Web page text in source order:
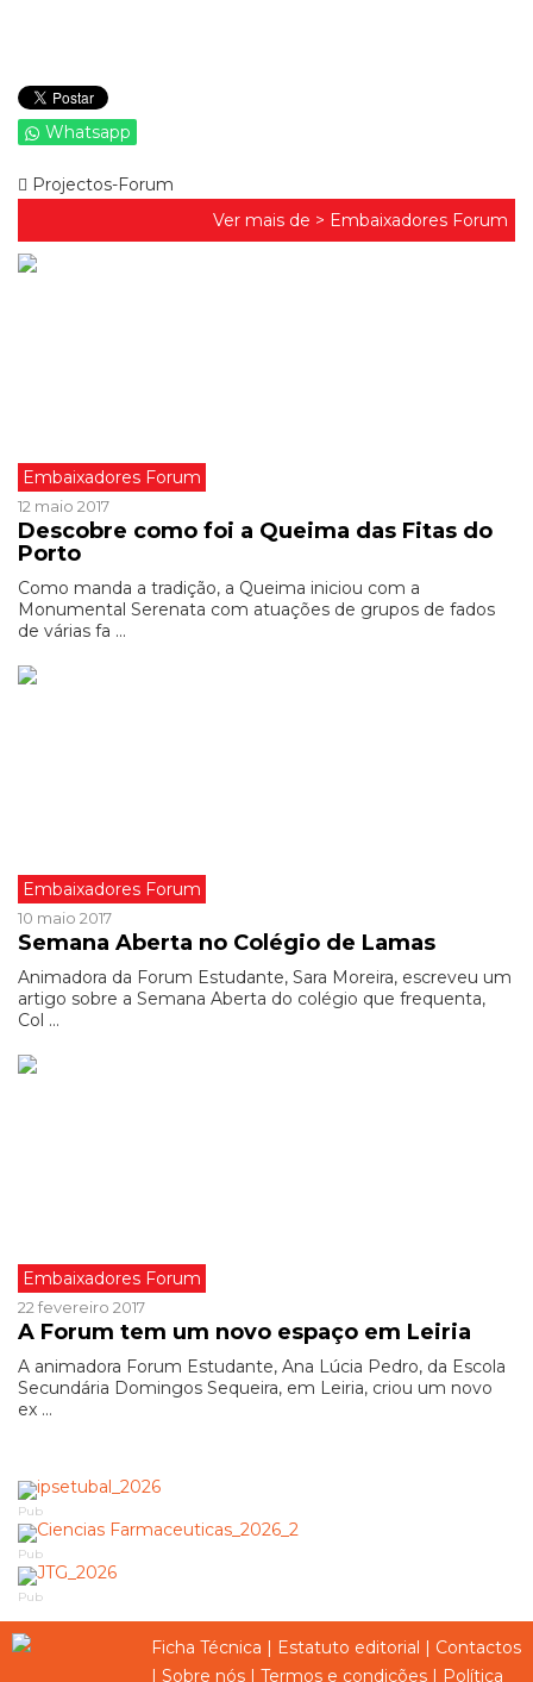
Whatsapp
Projectos-Forum
Ver mais de > Embaixadores Forum
Embaixadores Forum
12 maio 2017
Descobre como foi a Queima das Fitas do
Porto
Como manda a tradição, a Queima iniciou com a
Monumental Serenata com atuações de grupos de fados
de várias fa ...
Embaixadores Forum
10 maio 2017
Semana Aberta no Colégio de Lamas
Animadora da Forum Estudante, Sara Moreira, escreveu um
artigo sobre a Semana Aberta do colégio que frequenta,
Col ...
Embaixadores Forum
22 fevereiro 2017
A Forum tem um novo espaço em Leiria
A animadora Forum Estudante, Ana Lúcia Pedro, da Escola
Secundária Domingos Sequeira, em Leiria, criou um novo
ex ...
Pub
Pub
Pub
Ficha Técnica | Estatuto editorial | Contactos
| Sobre nós | Termos e condições | Política